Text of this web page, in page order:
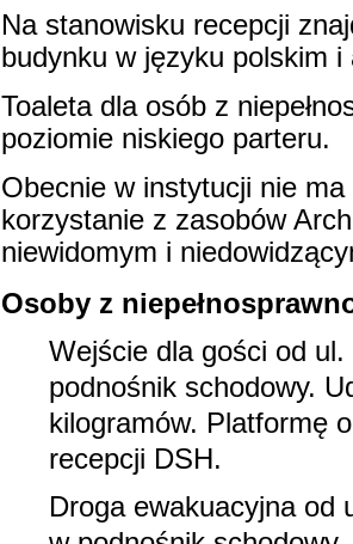
Na stanowisku recepcji
budynku w języku polskim i
Toaleta dla osób z
poziomie niskiego parteru.
Obecnie w instytucji nie
korzystanie z zasobów
niewidomym i
Osoby z
Wejście dla gości od
podnośnik schodowy.
kilogramów. Platformę
recepcji DSH.
Droga ewakuacyjna od